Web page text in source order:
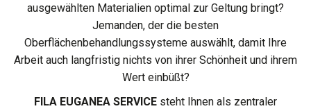
ausgewählten Materialien optimal zur Geltung bringt?
Jemanden, der die besten
Oberflächenbehandlungssysteme auswählt, damit Ihre
Arbeit auch langfristig nichts von ihrer Schönheit und ihrem
Wert einbüßt?
FILA EUGANEA SERVICE steht Ihnen als zentraler